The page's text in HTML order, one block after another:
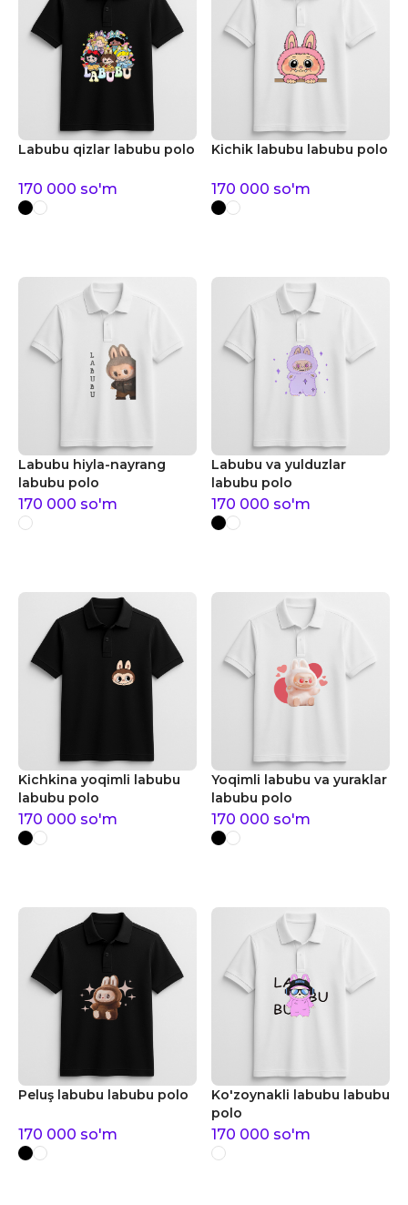
Labubu qizlar labubu polo
170 000 so'm
Kichik labubu labubu polo
170 000 so'm
Labubu hiyla-nayrang
labubu polo
170 000 so'm
Labubu va yulduzlar
labubu polo
170 000 so'm
Kichkina yoqimli labubu
labubu polo
170 000 so'm
Yoqimli labubu va yuraklar
labubu polo
170 000 so'm
Peluş labubu labubu polo
170 000 so'm
Ko'zoynakli labubu labubu
polo
170 000 so'm